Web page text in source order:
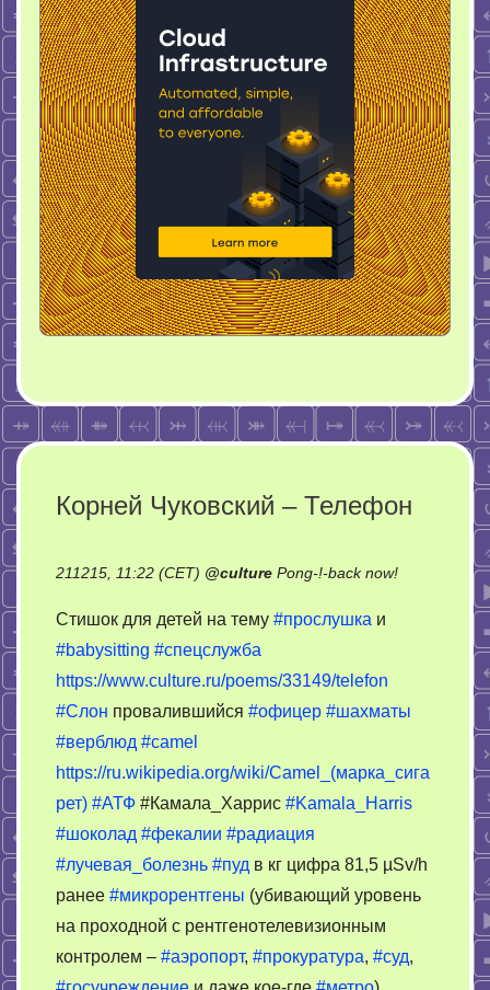
Корней Чуковский – Телефон
211215, 11:22 (CET) @culture Pong-!-back now!on
Стишок для детей на тему #прослушка и
#babysitting #спецслужба
https://www.culture.ru/poems/33149/telefon
#Слон провалившийся #офицер #шахматы
#верблюд #camel
https://ru.wikipedia.org/wiki/Camel_(марка_сига
рет) #АТФ #Камала_Харрис #Kamala_Harris
#шоколад #фекалии #радиация
#лучевая_болезнь #пуд в кг цифра 81,5 µSv/h
ранее #микрорентгены (убивающий уровень
на проходной с рентгенотелевизионным
контролем – #аэропорт, #прокуратура, #суд,